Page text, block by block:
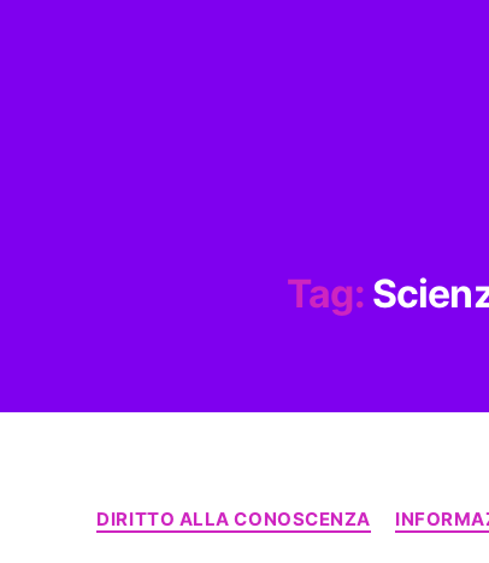
Tag:
DIRITTO ALLA CONOSCENZA